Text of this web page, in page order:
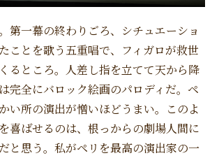
第一幕の終わりごろ、シチュエーショ
ことを歌う五重唱で、フィガロが救世
るところ。人差し指を立てて天から降
完全にバロック絵画のパロディだ。ペ
い所の演出が憎いほどうまい。このよ
喜ばせるのは、根っからの劇場人間に
と思う。私がペリを最高の演出家の一